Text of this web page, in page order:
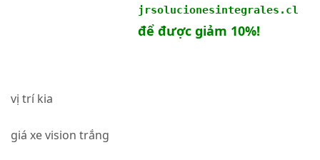
jrsolucionesintegrales.cl
để được giảm 10%!
vị trí kia
giá xe vision trắng